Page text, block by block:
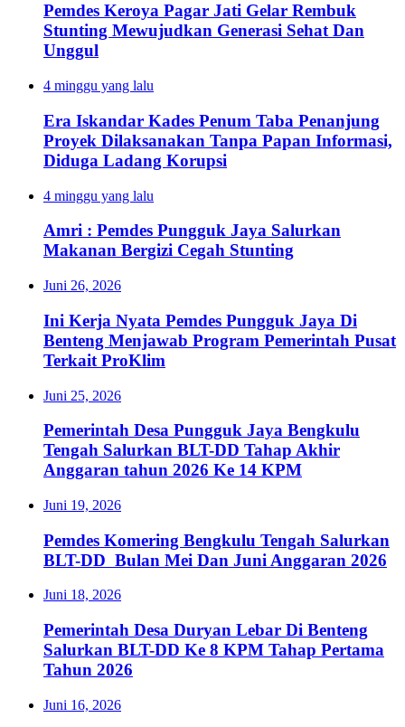
Pemdes Keroya Pagar Jati Gelar Rembuk
Stunting Mewujudkan Generasi Sehat Dan
Unggul
4 minggu yang lalu
Era Iskandar Kades Penum Taba Penanjung
Proyek Dilaksanakan Tanpa Papan Informasi,
Diduga Ladang Korupsi
4 minggu yang lalu
Amri : Pemdes Pungguk Jaya Salurkan
Makanan Bergizi Cegah Stunting
Juni 26, 2026
Ini Kerja Nyata Pemdes Pungguk Jaya Di
Benteng Menjawab Program Pemerintah Pusat
Terkait ProKlim
Juni 25, 2026
Pemerintah Desa Pungguk Jaya Bengkulu
Tengah Salurkan BLT-DD Tahap Akhir
Anggaran tahun 2026 Ke 14 KPM
Juni 19, 2026
Pemdes Komering Bengkulu Tengah Salurkan
BLT-DD Bulan Mei Dan Juni Anggaran 2026
Juni 18, 2026
Pemerintah Desa Duryan Lebar Di Benteng
Salurkan BLT-DD Ke 8 KPM Tahap Pertama
Tahun 2026
Juni 16, 2026